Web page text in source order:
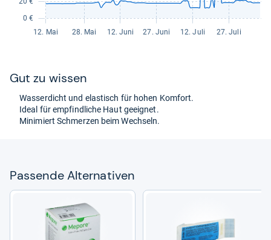
Gut zu wis­sen
Was­ser­dicht und elas­tisch für hohen Kom­fort.
Ideal für emp­find­li­che Haut geeig­net.
Mini­miert Schmer­zen beim Wech­seln.
Pas­sende Alter­na­ti­ven